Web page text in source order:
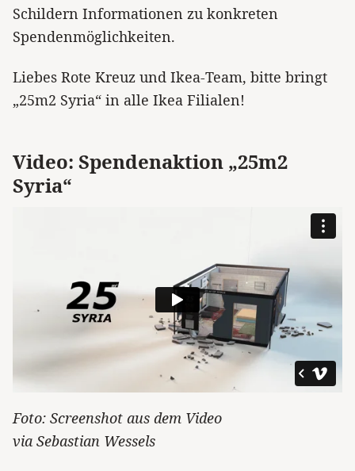
Schildern Informationen zu konkreten
Spendenmöglichkeiten.
Liebes Rote Kreuz und Ikea-Team, bitte bringt
„25m2 Syria“ in alle Ikea Filialen!
Video: Spendenaktion „25m2
Syria“
Foto: Screenshot aus dem Video
via Sebastian Wessels